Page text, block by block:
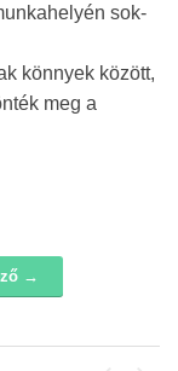
sok-
könnyek között,
meg a
→